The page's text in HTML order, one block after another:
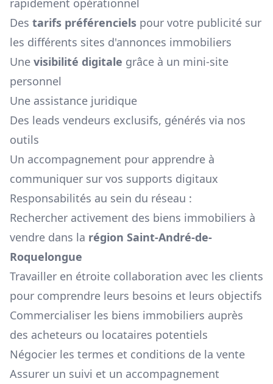
rapidement opérationnel
Des tarifs préférenciels pour votre publicité sur
les différents sites d'annonces immobiliers
Une visibilité digitale grâce à un mini-site
personnel
Une assistance juridique
Des leads vendeurs exclusifs, générés via nos
outils
Un accompagnement pour apprendre à
communiquer sur vos supports digitaux
Responsabilités au sein du réseau :
Rechercher activement des biens immobiliers à
vendre dans la région Saint-André-de-
Roquelongue
Travailler en étroite collaboration avec les clients
pour comprendre leurs besoins et leurs objectifs
Commercialiser les biens immobiliers auprès
des acheteurs ou locataires potentiels
Négocier les termes et conditions de la vente
Assurer un suivi et un accompagnement